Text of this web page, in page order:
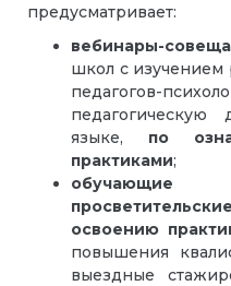
предусматривает:
вебинары-
школ с изучением
педагогов-
педагогическую
языке, по
практиками;
обучающие
освоению
повышения
выездные